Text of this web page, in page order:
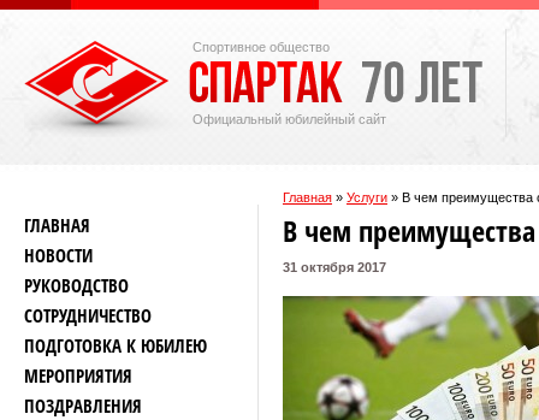
Спортивное общество
Официальный юбилейный сайт
Главная » Услуги » В чем преимущества
ГЛАВНАЯ
НОВОСТИ
РУКОВОДСТВО
СОТРУДНИЧЕСТВО
ПОДГОТОВКА К ЮБИЛЕЮ
МЕРОПРИЯТИЯ
ПОЗДРАВЛЕНИЯ
В чем преимущества
31 октября 2017